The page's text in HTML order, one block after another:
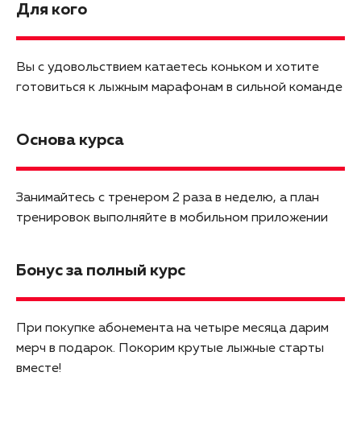
Для кого
Вы с удовольствием катаетесь коньком и хотите
готовиться к лыжным марафонам в сильной команде
Основа курса
Занимайтесь с тренером 2 раза в неделю, а план
тренировок выполняйте в мобильном приложении
Бонус за полный курс
При покупке абонемента на четыре месяца дарим
мерч в подарок. Покорим крутые лыжные старты
вместе!